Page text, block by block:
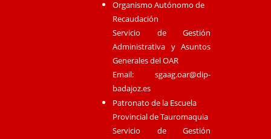
Organismo Autónomo de
Recaudación
Servicio de Gestión
Administrativa y Asuntos
Generales del OAR
Email:sgaag.oar@dip-
badajoz.es
Patronato de la Escuela
Provincial de Tauromaquia
Servicio de Gestión